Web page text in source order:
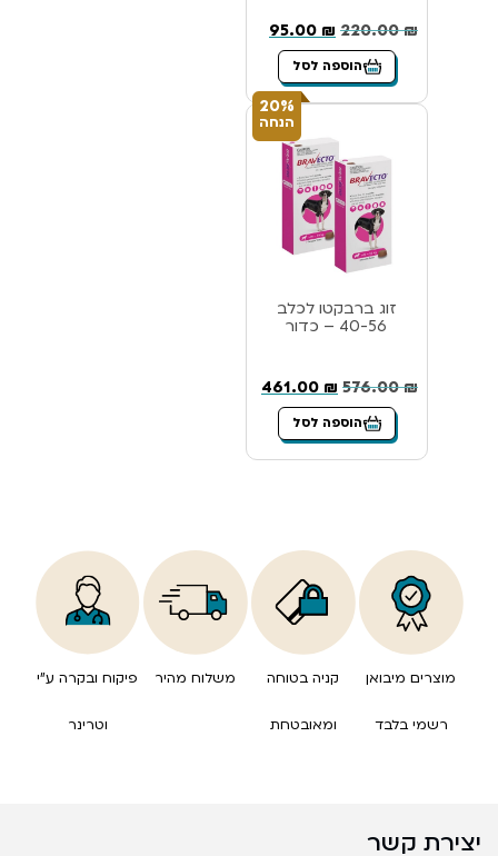
220.00₪
95.00 ₪
הוספה לסל
20%
הנחה
זוג ברבקטו לכלב
40-56 – כדור
576.00₪
461.00 ₪
הוספה לסל
מוצרים מיבואן
רשמי בלבד
קניה בטוחה
ומאובטחת
משלוח מהיר פיקוח ובקרה ע”י
וטרינר
יצירת קשר